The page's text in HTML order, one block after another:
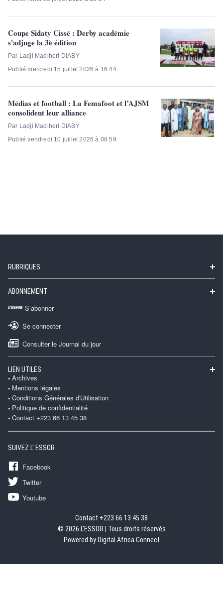
Coupe Sidaty Cissé : Derby académie
s'adjuge la 3è édition
Par Ladji Madiheri DIABY
Publié mercredi 15 juillet 2026 à 16:44
Médias et football : La Femafoot et l’AJSM
consolident leur alliance
Par Ladji Madiheri DIABY
Publié vendredi 10 juillet 2026 à 08:59
RUBRIQUES
ABONNEMENT
S’abonner
Se connecter
Consulter le Journal du jour
LIEN UTILES
Archives
Mentions légales
Conditions Générales d'Utilisation
Politique de confidentialité
Contact +223 66 13 45 38
SUIVEZ L' ESSOR
Facebook
Twitter
Youtube
Contact +223 66 13 45 38
© 2026 L'ESSOR | Tous droits réservés
Powered by Digital Africa Connect